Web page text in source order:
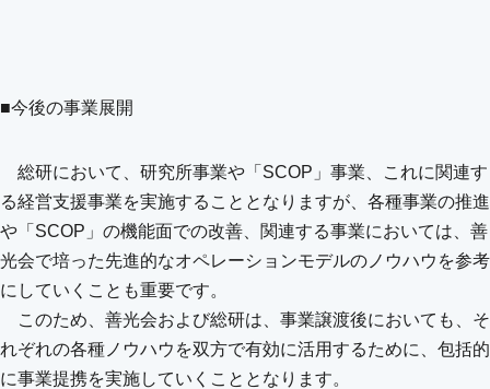
■今後の事業展開
総研において、研究所事業や「SCOP」事業、これに関連す
る経営支援事業を実施することとなりますが、各種事業の推進
や「SCOP」の機能面での改善、関連する事業においては、善
光会で培った先進的なオペレーションモデルのノウハウを参考
にしていくことも重要です。
このため、善光会および総研は、事業譲渡後においても、そ
れぞれの各種ノウハウを双方で有効に活用するために、包括的
に事業提携を実施していくこととなります。